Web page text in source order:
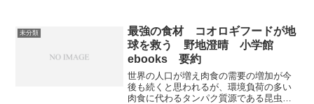
める新しい数学力」をどのように教育現
場が身につけさせようとしているかを知
ることのできる本になっています。
未分類
最強の食材 コオロギフードが地
球を救う 野地澄晴 小学館
ebooks 要約
世界の人口が増え肉食の需要の増加が今
後も続くと思われるが、環境負荷の多い
肉食に代わるタンパク質源である昆虫食